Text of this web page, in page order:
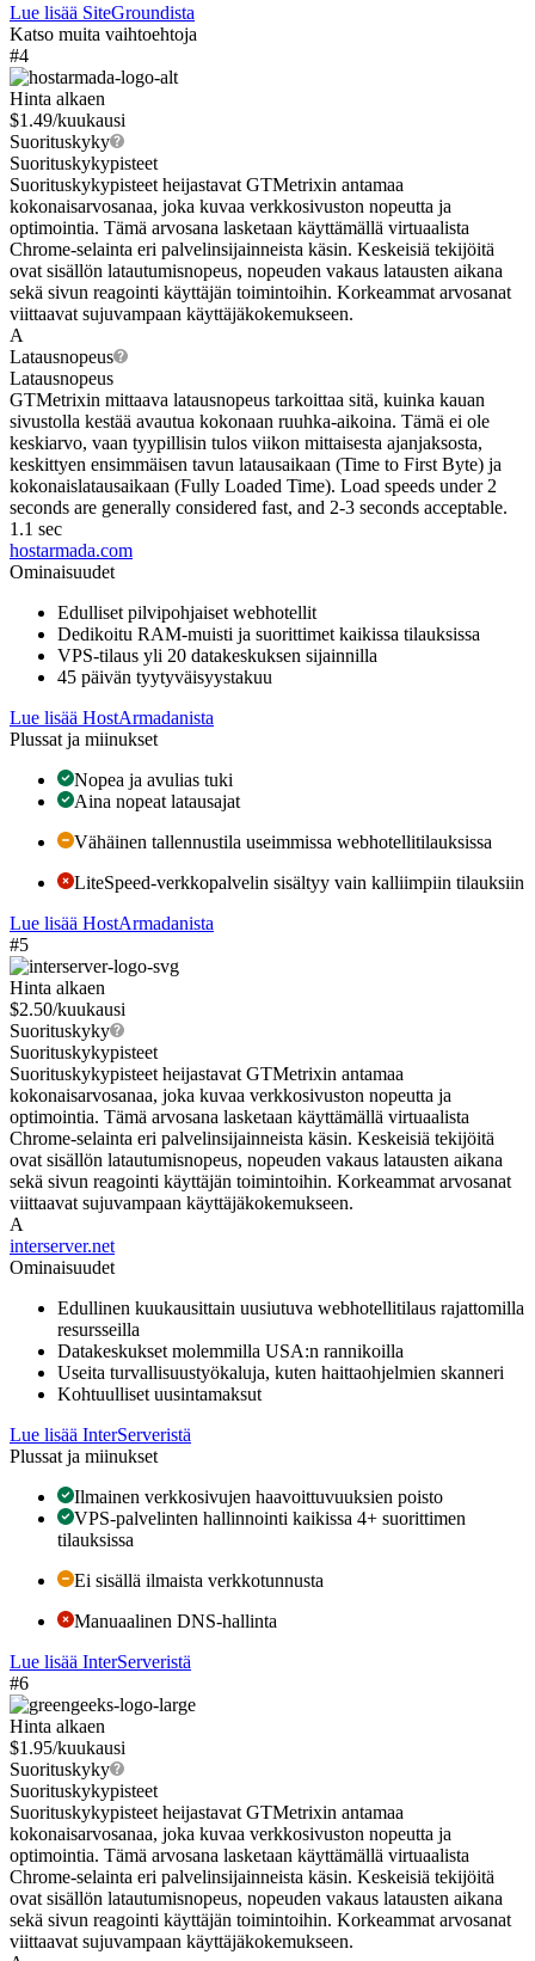
Lue lisää SiteGroundista
Katso muita vaihtoehtoja
#4
Hinta alkaen
$1.49/kuukausi
Suorituskyky
Suorituskykypisteet
Suorituskykypisteet heijastavat GTMetrixin antamaa
kokonaisarvosanaa, joka kuvaa verkkosivuston nopeutta ja
optimointia. Tämä arvosana lasketaan käyttämällä virtuaalista
Chrome-selainta eri palvelinsijainneista käsin. Keskeisiä tekijöitä
ovat sisällön latautumisnopeus, nopeuden vakaus latausten aikana
sekä sivun reagointi käyttäjän toimintoihin. Korkeammat arvosanat
viittaavat sujuvampaan käyttäjäkokemukseen.
A
Latausnopeus
Latausnopeus
GTMetrixin mittaava latausnopeus tarkoittaa sitä, kuinka kauan
sivustolla kestää avautua kokonaan ruuhka-aikoina. Tämä ei ole
keskiarvo, vaan tyypillisin tulos viikon mittaisesta ajanjaksosta,
keskittyen ensimmäisen tavun latausaikaan (Time to First Byte) ja
kokonaislatausaikaan (Fully Loaded Time). Load speeds under 2
seconds are generally considered fast, and 2-3 seconds acceptable.
1.1 sec
hostarmada.com
Ominaisuudet
Edulliset pilvipohjaiset webhotellit
Dedikoitu RAM-muisti ja suorittimet kaikissa tilauksissa
VPS-tilaus yli 20 datakeskuksen sijainnilla
45 päivän tyytyväisyystakuu
Lue lisää HostArmadanista
Plussat ja miinukset
Nopea ja avulias tuki
Aina nopeat latausajat
Vähäinen tallennustila useimmissa webhotellitilauksissa
LiteSpeed-verkkopalvelin sisältyy vain kalliimpiin tilauksiin
Lue lisää HostArmadanista
#5
Hinta alkaen
$2.50/kuukausi
Suorituskyky
Suorituskykypisteet
Suorituskykypisteet heijastavat GTMetrixin antamaa
kokonaisarvosanaa, joka kuvaa verkkosivuston nopeutta ja
optimointia. Tämä arvosana lasketaan käyttämällä virtuaalista
Chrome-selainta eri palvelinsijainneista käsin. Keskeisiä tekijöitä
ovat sisällön latautumisnopeus, nopeuden vakaus latausten aikana
sekä sivun reagointi käyttäjän toimintoihin. Korkeammat arvosanat
viittaavat sujuvampaan käyttäjäkokemukseen.
A
interserver.net
Ominaisuudet
Edullinen kuukausittain uusiutuva webhotellitilaus rajattomilla
resursseilla
Datakeskukset molemmilla USA:n rannikoilla
Useita turvallisuustyökaluja, kuten haittaohjelmien skanneri
Kohtuulliset uusintamaksut
Lue lisää InterServeristä
Plussat ja miinukset
Ilmainen verkkosivujen haavoittuvuuksien poisto
VPS-palvelinten hallinnointi kaikissa 4+ suorittimen
tilauksissa
Ei sisällä ilmaista verkkotunnusta
Manuaalinen DNS-hallinta
Lue lisää InterServeristä
#6
Hinta alkaen
$1.95/kuukausi
Suorituskyky
Suorituskykypisteet
Suorituskykypisteet heijastavat GTMetrixin antamaa
kokonaisarvosanaa, joka kuvaa verkkosivuston nopeutta ja
optimointia. Tämä arvosana lasketaan käyttämällä virtuaalista
Chrome-selainta eri palvelinsijainneista käsin. Keskeisiä tekijöitä
ovat sisällön latautumisnopeus, nopeuden vakaus latausten aikana
sekä sivun reagointi käyttäjän toimintoihin. Korkeammat arvosanat
viittaavat sujuvampaan käyttäjäkokemukseen.